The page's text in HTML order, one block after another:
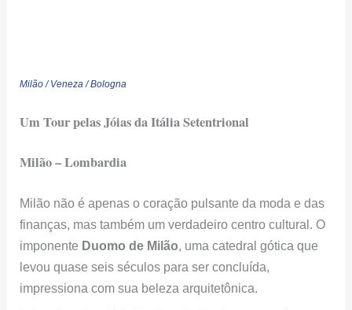
Milão / Veneza / Bologna
Um Tour pelas Jóias da Itália Setentrional
Milão – Lombardia
Milão não é apenas o coração pulsante da moda e das
finanças, mas também um verdadeiro centro cultural. O
imponente Duomo de Milão, uma catedral gótica que
levou quase seis séculos para ser concluída,
impressiona com sua beleza arquitetônica.